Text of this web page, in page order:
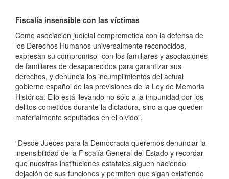
Fiscalía insensible con las víctimas
Como asociación judicial comprometida con la defensa de
los Derechos Humanos universalmente reconocidos,
expresan su compromiso “con los familiares y asociaciones
de familiares de desaparecidos para garantizar sus
derechos, y denuncia los incumplimientos del actual
gobierno español de las previsiones de la Ley de Memoria
Histórica. Ello está llevando no sólo a la impunidad por los
delitos cometidos durante la dictadura, sino a que queden
materialmente sepultados en el olvido”.
“Desde Jueces para la Democracia queremos denunciar la
insensibilidad de la Fiscalía General del Estado y recordar
que nuestras instituciones estatales siguen haciendo
dejación de sus funciones y permiten que sigan existiendo